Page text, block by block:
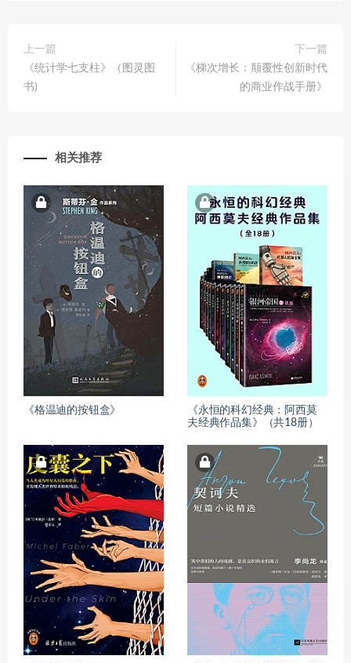
上一篇
《统计学七支柱》（图灵图
书)
下一篇
《梯次增长：颠覆性创新时代
的商业作战手册》
相关推荐
《格温迪的按钮盒》
《永恒的科幻经典：阿西莫
夫经典作品集》（共18册）